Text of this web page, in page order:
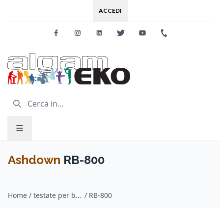
ACCEDI
FacebookInstagramLinkedinTwitter Youtube
Ashdown RB-800
Home / testate per basso / Ashdown / RB-800